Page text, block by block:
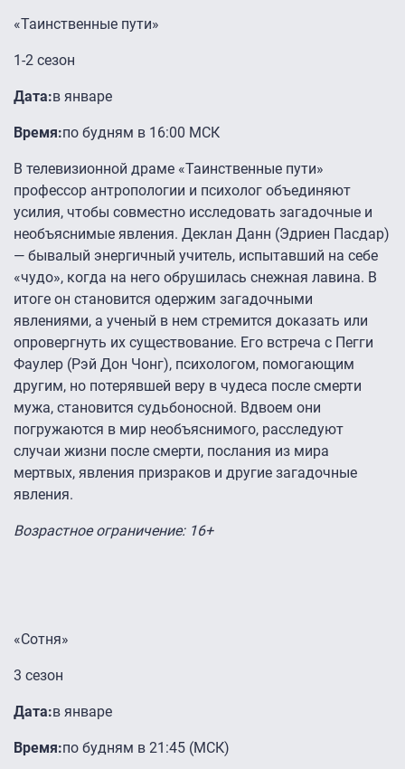
«Таинственные пути»
1-2 сезон
Дата:в январе
Время:по будням в 16:00 МСК
В телевизионной драме «Таинственные пути»
профессор антропологии и психолог объединяют
усилия, чтобы совместно исследовать загадочные и
необъяснимые явления. Деклан Данн (Эдриен Пасдар)
— бывалый энергичный учитель, испытавший на себе
«чудо», когда на него обрушилась снежная лавина. В
итоге он становится одержим загадочными
явлениями, а ученый в нем стремится доказать или
опровергнуть их существование. Его встреча с Пегги
Фаулер (Рэй Дон Чонг), психологом, помогающим
другим, но потерявшей веру в чудеса после смерти
мужа, становится судьбоносной. Вдвоем они
погружаются в мир необъяснимого, расследуют
случаи жизни после смерти, послания из мира
мертвых, явления призраков и другие загадочные
явления.
Возрастное ограничение: 16+
«Сотня»
3 сезон
Дата:в январе
Время:по будням в 21:45 (МСК)